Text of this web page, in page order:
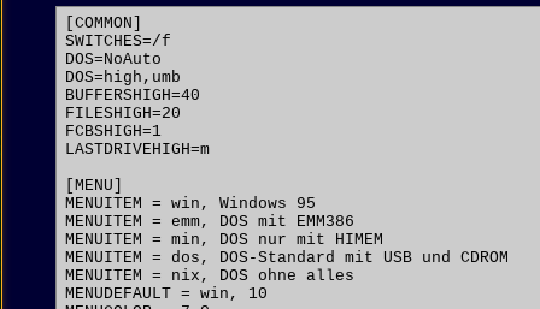
[COMMON]
SWITCHES=/f
DOS=NoAuto
DOS=high,umb
BUFFERSHIGH=40
FILESHIGH=20
FCBSHIGH=1
LASTDRIVEHIGH=m
[MENU]
MENUITEM = win, Windows 95
MENUITEM = emm, DOS mit EMM386
MENUITEM = min, DOS nur mit HIMEM
MENUITEM = dos, DOS-Standard mit USB und CDROM
MENUITEM = nix, DOS ohne alles
MENUDEFAULT = win, 10